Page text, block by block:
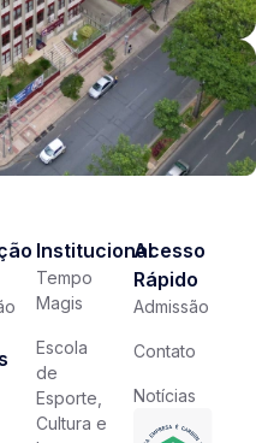
Institucional
Tempo
Magis
Escola
de
Esporte,
Cultura e
Acesso
Rápido
Admissão
Contato
Notícias